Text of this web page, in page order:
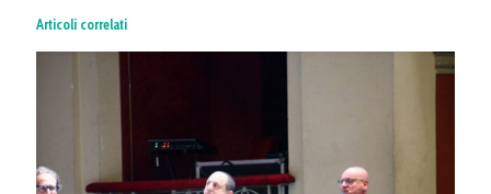
Articoli correlati